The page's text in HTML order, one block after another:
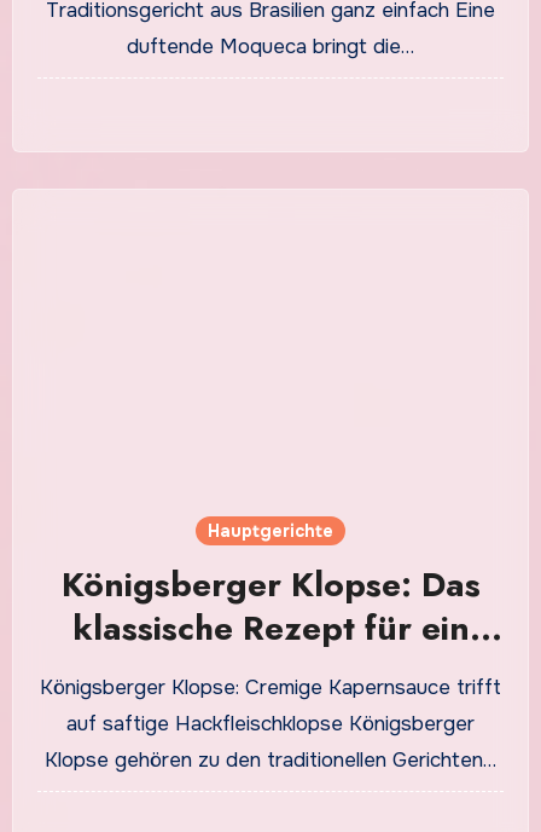
Traditionsgericht aus Brasilien ganz einfach Eine
duftende Moqueca bringt die…
Hauptgerichte
Königsberger Klopse: Das
klassische Rezept für ein
herzhaftes Familienessen
Königsberger Klopse: Cremige Kapernsauce trifft
auf saftige Hackfleischklopse Königsberger
Klopse gehören zu den traditionellen Gerichten…